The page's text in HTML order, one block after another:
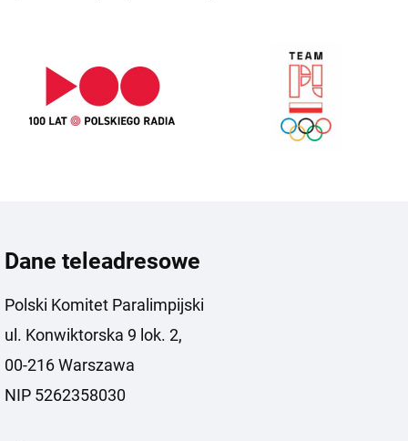
Dane teleadresowe
Polski Komitet Paralimpijski
ul. Konwiktorska 9 lok. 2,
00-216 Warszawa
NIP 5262358030